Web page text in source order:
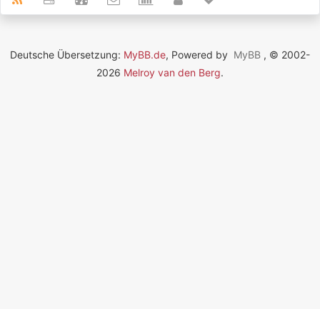
Deutsche Übersetzung: MyBB.de, Powered by MyBB , © 2002-
2026 Melroy van den Berg.